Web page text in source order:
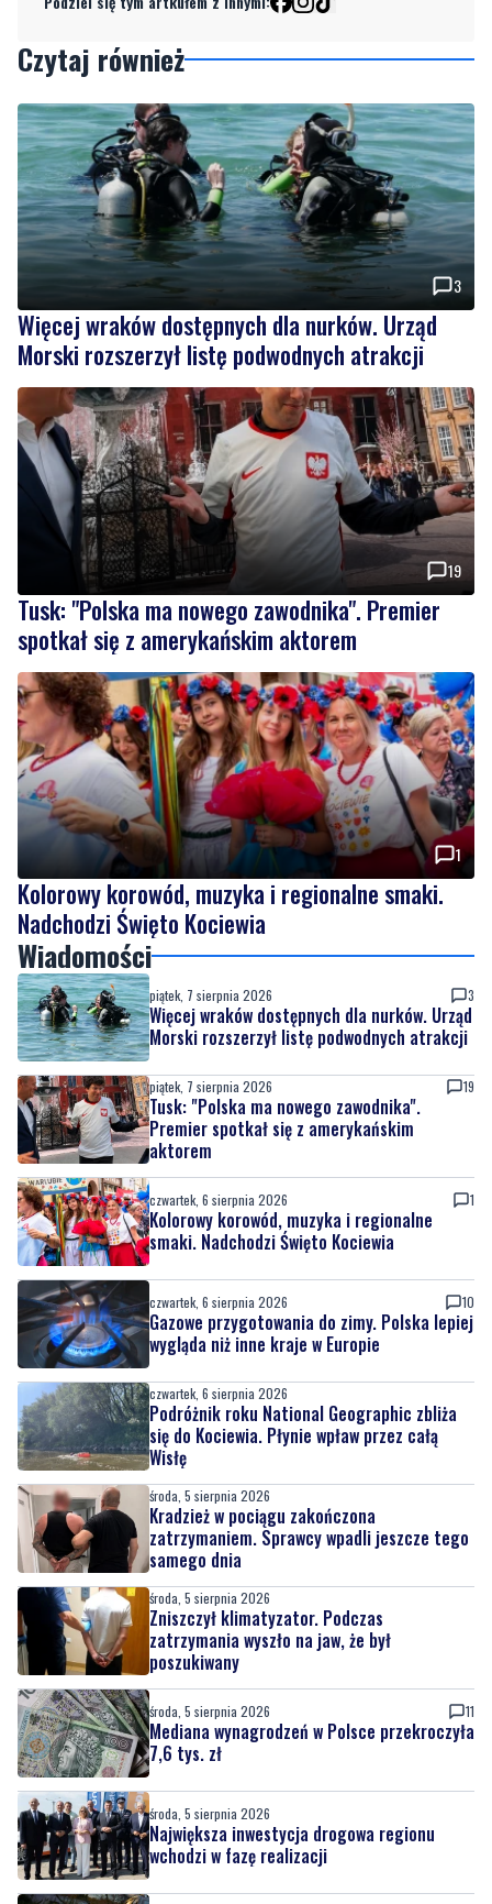
Czytaj również
3
Więcej wraków dostępnych dla nurków. Urząd
Morski rozszerzył listę podwodnych atrakcji
19
Tusk: "Polska ma nowego zawodnika". Premier
spotkał się z amerykańskim aktorem
1
Kolorowy korowód, muzyka i regionalne smaki.
Nadchodzi Święto Kociewia
Wiadomości
piątek, 7 sierpnia 2026 3
Więcej wraków dostępnych dla nurków. Urząd
Morski rozszerzył listę podwodnych atrakcji
piątek, 7 sierpnia 2026 19
Tusk: "Polska ma nowego zawodnika".
Premier spotkał się z amerykańskim
aktorem
czwartek, 6 sierpnia 2026 1
Kolorowy korowód, muzyka i regionalne
smaki. Nadchodzi Święto Kociewia
czwartek, 6 sierpnia 2026 10
Gazowe przygotowania do zimy. Polska lepiej
wygląda niż inne kraje w Europie
czwartek, 6 sierpnia 2026
Podróżnik roku National Geographic zbliża
się do Kociewia. Płynie wpław przez całą
Wisłę
środa, 5 sierpnia 2026
Kradzież w pociągu zakończona
zatrzymaniem. Sprawcy wpadli jeszcze tego
samego dnia
środa, 5 sierpnia 2026
Zniszczył klimatyzator. Podczas
zatrzymania wyszło na jaw, że był
poszukiwany
środa, 5 sierpnia 2026 11
Mediana wynagrodzeń w Polsce przekroczyła
7,6 tys. zł
środa, 5 sierpnia 2026
Największa inwestycja drogowa regionu
wchodzi w fazę realizacji